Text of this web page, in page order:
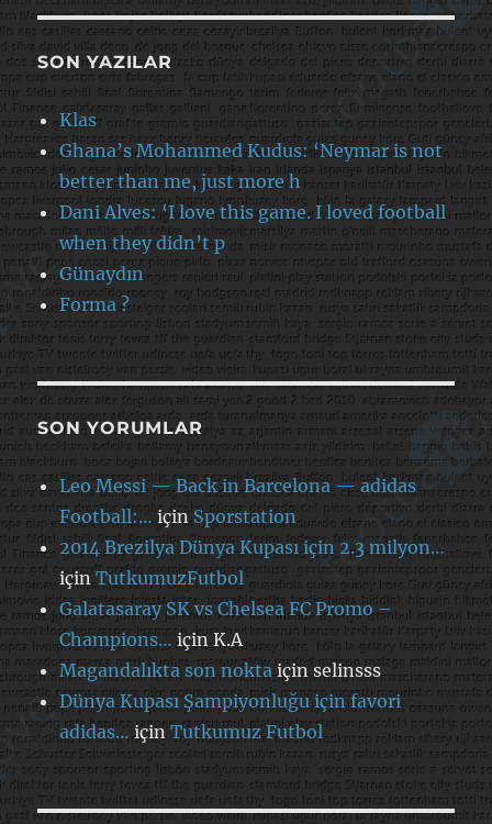
SON YAZILAR
Klas
Ghana’s Mohammed Kudus: ‘Neymar is not
better than me, just more h
Dani Alves: ‘I love this game. I loved football
when they didn’t p
Günaydın
Forma ?
SON YORUMLAR
Leo Messi — Back in Barcelona — adidas
Football:… içinSporstation
2014 Brezilya Dünya Kupası için 2.3 milyon…
içinTutkumuzFutbol
Galatasaray SK vs Chelsea FC Promo –
Champions… içinK.A
Magandalıkta son noktaiçin selinsss
Dünya Kupası Şampiyonluğu için favori
adidas… içinTutkumuz Futbol